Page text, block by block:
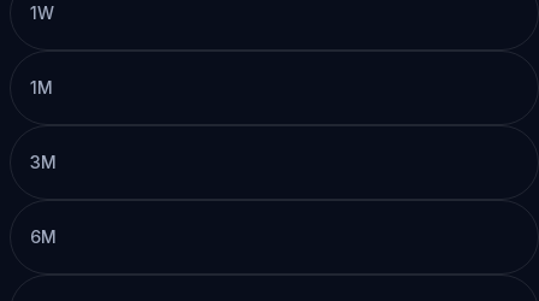
1W
1M
3M
6M